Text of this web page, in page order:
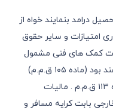
درامد بنمایند خواه از
امتیازات و سایر حقوق
کمک های فنی مشمول
بر طبق بند ج ماده ١٠٥ ناظر به ماده ١١٣ ق.م.م . مالیات
بابت کرایه مسافر و